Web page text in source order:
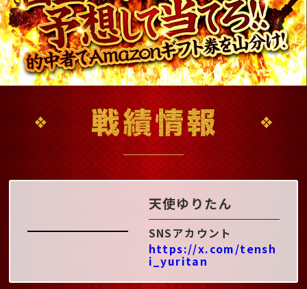
天使ゆりたん
SNSアカウント
https://x.com/tensh
i_yuritan